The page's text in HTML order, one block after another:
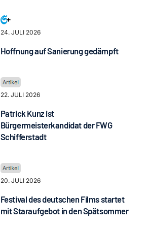
24. JULI 2026
Hoffnung auf Sanierung gedämpft
22. JULI 2026
Patrick Kunz ist
Bürgermeisterkandidat der FWG
Schifferstadt
20. JULI 2026
Festival des deutschen Films startet
mit Staraufgebot in den Spätsommer